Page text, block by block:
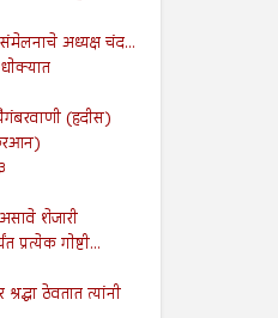
09 2024
Shodhan
संमेलनाचे अध्यक्ष चंद...
(हदीस)
शेजारी
प्रत्येक गोष्टी...
ठेवतात त्यांनी